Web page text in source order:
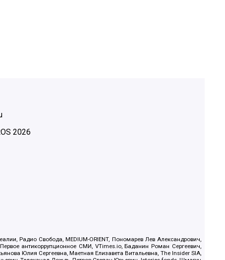
2026
Радио Свобода, MEDIUM-ORIENT, Пономарев Лев Александрович,
антикоррупционное СМИ, VTimes.io, Баданин Роман Сергеевич,
Юлия Сергеевна, Маетная Елизавета Витальевна, The Insider SIA,